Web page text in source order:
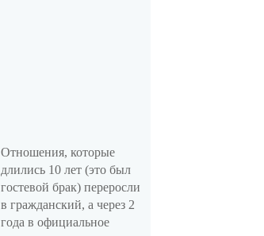
Отношения, которые
длились 10 лет (это был
гостевой брак) переросли
в гражданский, а через 2
года в официальное